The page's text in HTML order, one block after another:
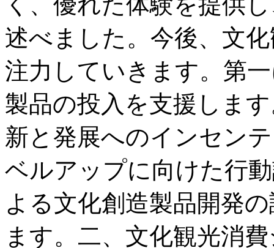
述べました。今後、文
注力していきます。第
製品の投入を支援しま
新と発展へのインセン
ベルアップに向けた行
よる文化創造製品開発
ます。二、文化観光消